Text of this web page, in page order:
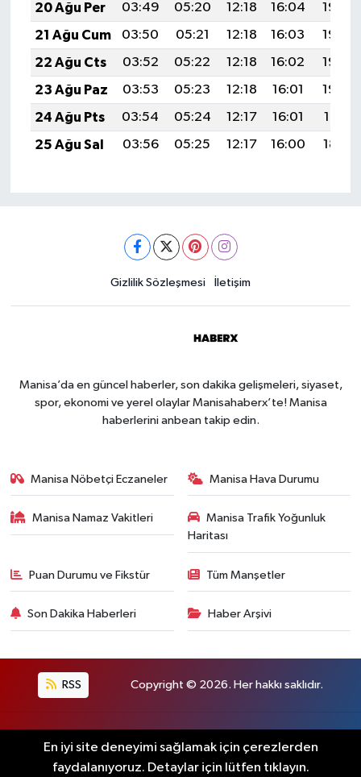
20 Ağu Per
03:49 05:20 12:18 16:04
19:06
21 Ağu Cum
03:50 05:21 12:18 16:03
19:05
22 Ağu Cts
03:52 05:22 12:18 16:02
19:04
23 Ağu Paz
03:53 05:23 12:18 16:01
19:02
24 Ağu Pts
03:54 05:24 12:17 16:01
19:01
25 Ağu Sal
03:56 05:25 12:17 16:00 18:59
Gizlilik Sözleşmesi İletişim
Manisa’da en güncel haberler, son dakika gelişmeleri, siyaset,
spor, ekonomi ve yerel olaylar Manisahaberx’te! Manisa
haberlerini anbean takip edin.
Manisa Nöbetçi Eczaneler Manisa Hava Durumu
Manisa Namaz Vakitleri
Manisa Trafik Yoğunluk
Haritası
Puan Durumu ve Fikstür Tüm Manşetler
Son Dakika Haberleri Haber Arşivi
RSS Copyright © 2026. Her hakkı saklıdır.
En iyi site deneyimi sağlamak için çerezlerden
faydalanıyoruz. Detaylar için lütfen tıklayın.